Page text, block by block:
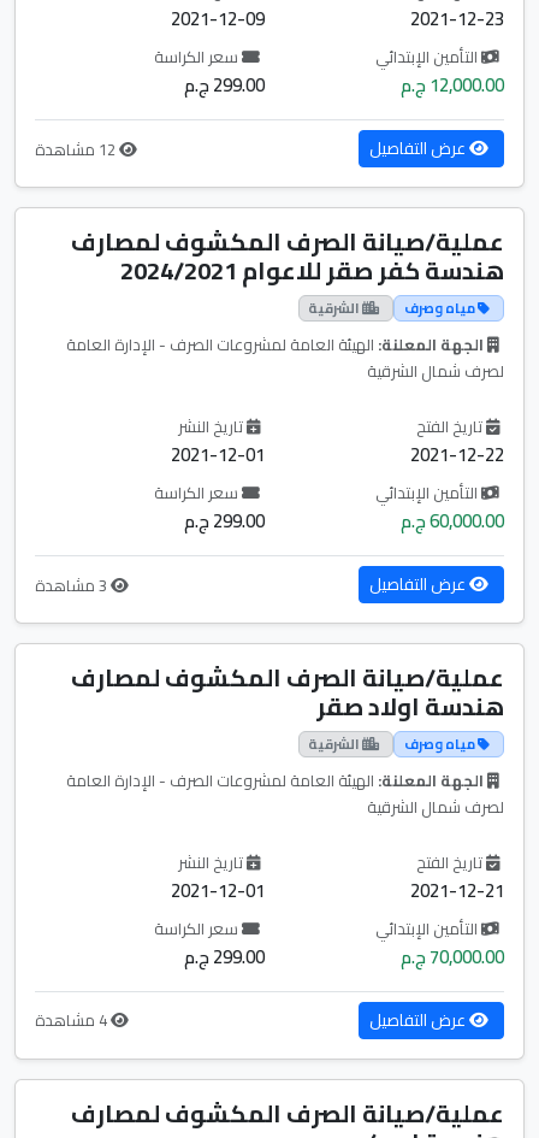
2021-12-23
2021-12-09
التأمين الإبتدائي
12,000.00 ج.م
سعر الكراسة
299.00 ج.م
عرض التفاصيل
عملية/صيانة الصرف المكشوف لمصارف
هندسة كفر صقر للاعوام 2024/2021
مياه وصرف الشرقية
الجهة المعلنة: الهيئة العامة لمشروعات الصرف - الإدارة العامة
لصرف شمال الشرقية
تاريخ الفتح
2021-12-22
تاريخ النشر
2021-12-01
التأمين الإبتدائي
60,000.00 ج.م
سعر الكراسة
299.00 ج.م
عرض التفاصيل
عملية/صيانة الصرف المكشوف لمصارف
هندسة اولاد صقر
مياه وصرف الشرقية
الجهة المعلنة: الهيئة العامة لمشروعات الصرف - الإدارة العامة
لصرف شمال الشرقية
تاريخ الفتح
2021-12-21
تاريخ النشر
2021-12-01
التأمين الإبتدائي
70,000.00 ج.م
سعر الكراسة
299.00 ج.م
عرض التفاصيل
عملية/صيانة الصرف المكشوف لمصارف